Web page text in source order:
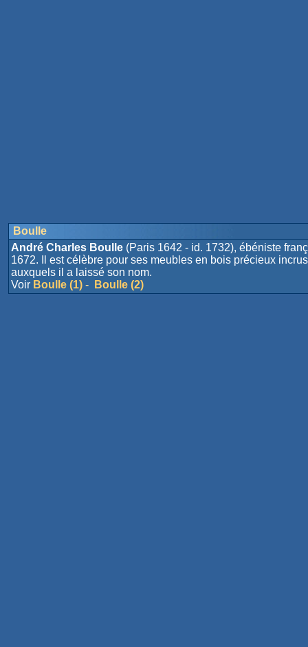
Boulle
André Charles Boulle (Paris 1642 - id. 1732), ébéniste
1672. Il est célèbre pour ses meubles en bois précieux
auxquels il a laissé son nom.
Voir Boulle (1) - Boulle (2)